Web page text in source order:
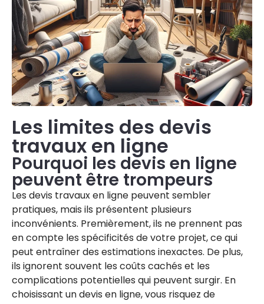
Les limites des devis
travaux en ligne
Pourquoi les devis en ligne
peuvent être trompeurs
Les devis travaux en ligne peuvent sembler
pratiques, mais ils présentent plusieurs
inconvénients. Premièrement, ils ne prennent pas
en compte les spécificités de votre projet, ce qui
peut entraîner des estimations inexactes. De plus,
ils ignorent souvent les coûts cachés et les
complications potentielles qui peuvent surgir. En
choisissant un devis en ligne, vous risquez de